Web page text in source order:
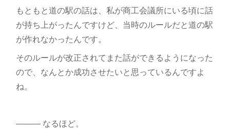
もともと道の駅の話は、私が商工会議所にいる頃に話
が持ち上がったんですけど、当時のルールだと道の駅
が作れなかったんです。
そのルールが改正されてまた話ができるようになった
ので、なんとか成功させたいと思っているんですよ
ね。
――― なるほど。